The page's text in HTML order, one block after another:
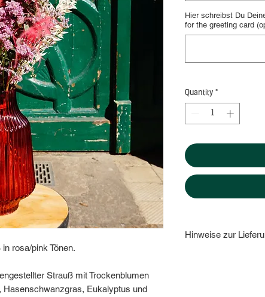
rosa/pink Tönen.
Strauß mit Trockenblumen
Hasenschwanzgras, Eukalyptus und
Hier schreibst Du
for the greeting card
Quantity *
Hinweise zur